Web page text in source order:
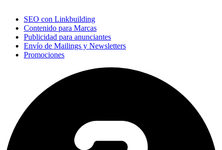
SEO con Linkbuilding
Contenido para Marcas
Publicidad para anunciantes
Envío de Mailings y Newsletters
Promociones